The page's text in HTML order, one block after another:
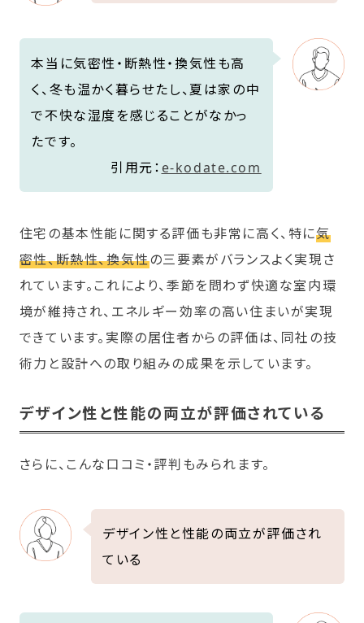
本当に気密性・断熱性・換気性も高
く、冬も温かく暮らせたし、夏は家の中
で不快な湿度を感じることがなかっ
たです。
引用元： e-kodate.com
住宅の基本性能に関する評価も非常に高く、特に気
密性、断熱性、換気性の三要素がバランスよく実現さ
れています。これにより、季節を問わず快適な室内環
境が維持され、エネルギー効率の高い住まいが実現
できています。実際の居住者からの評価は、同社の技
術力と設計への取り組みの成果を示しています。
デザイン性と性能の両立が評価されている
さらに、こんな口コミ・評判もみられます。
デザイン性と性能の両立が評価され
ている